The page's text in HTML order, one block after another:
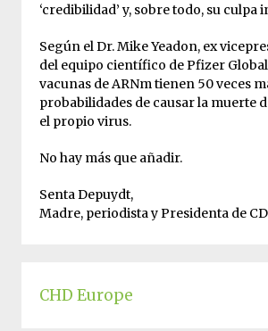
‘credibilidad’ y, sobre todo, su culpa
Según el Dr. Mike Yeadon, ex
del equipo científico de Pfizer Global
vacunas de ARNm tienen 50 veces
probabilidades de causar la muerte
el propio virus.
No hay más que añadir.
Senta Depuydt,
Madre, periodista y Presidenta de
CHD Europe